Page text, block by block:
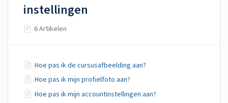
instellingen
6 Artikelen
Hoe pas ik de cursusafbeelding aan?
Hoe pas ik mijn profielfoto aan?
Hoe pas ik mijn accountinstellingen aan?